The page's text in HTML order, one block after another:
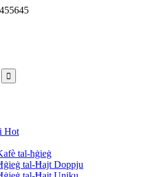
Hot
tal-ħġieġ
tal-Ħajt Doppju